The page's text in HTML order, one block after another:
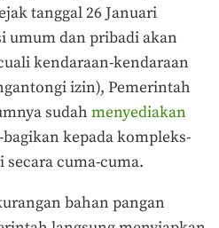
tanggal 26 Januari
umum dan pribadi akan
kendaraan-kendaraan
izin), Pemerintah
sudah menyediakan
kepada kompleks-
cuma-cuma.
bahan pangan